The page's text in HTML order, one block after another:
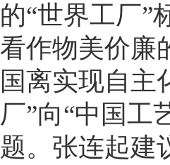
的“世界工厂”
看作物美价廉
国离实现自主
厂”向“中国工
题。张连起建